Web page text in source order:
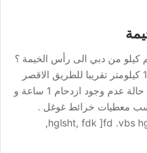
كيلو من دبي الى رأس الخيمة ؟
تبلغ المسافة بين دبي ورأس الخيمة 114 كيلومتر تقريبا للطريق الاقصر
قد يستغرق الطريق السالك الاقصر في حالة عدم وجود ازدحام 1 ساعة و
حسب معطيات خرائط غوغل .